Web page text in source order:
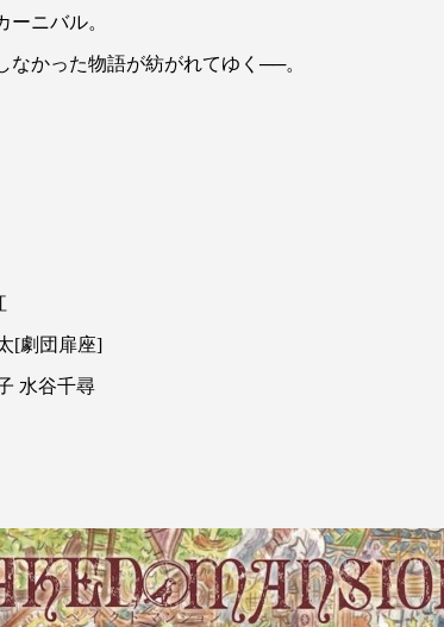
ニバル。
かった物語が紡がれてゆく──。
[劇団扉座]
水谷千尋